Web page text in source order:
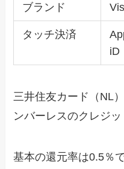
ブランド
タッチ決済
iD
三井住友カード（NL
ンバーレスのクレジッ
基本の還元率は0.5％